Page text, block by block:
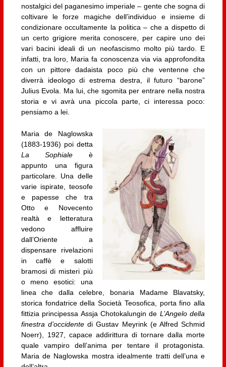
nostalgici del paganesimo imperiale – gente che sogna di
coltivare le forze magiche dell’individuo e insieme di
condizionare occultamente la politica – che a dispetto di
un certo grigiore merita conoscere, per capire uno dei
vari bacini ideali di un neofascismo molto più tardo. E
infatti, tra loro, Maria fa conoscenza via via approfondita
con un pittore dadaista poco più che ventenne che
diverrà ideologo di estrema destra, il futuro “barone”
Julius Evola. Ma lui, che sgomita per entrare nella nostra
storia e vi avrà una piccola parte, ci interessa poco:
pensiamo a lei.
Maria de Naglowska
(1883-1936) poi detta
La
Sophiale è
appunto una figura
particolare. Una delle
varie ispirate, teosofe
e papesse che tra
Otto e Novecento
realtà e letteratura
vedono affluire
dall’Oriente a
dispensare rivelazioni
in caffè e salotti
bramosi di misteri più
o meno esotici: una
linea che dalla celebre, bonaria Madame Blavatsky,
storica fondatrice della Società Teosofica, porta fino alla
fittizia principessa Assja Chotokalungin de L’Angelo della
finestra d’occidentedi Gustav Meyrink (e Alfred Schmid
Noerr), 1927, capace addirittura di tornare dalla morte
quale vampiro dell’anima per tentare il protagonista.
Maria de Naglowska mostra idealmente tratti dell’una e